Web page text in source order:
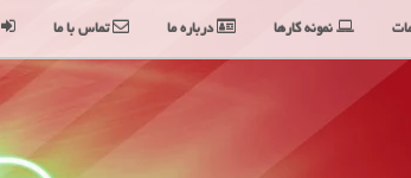
نمونه کارها درباره ما تماس با ما